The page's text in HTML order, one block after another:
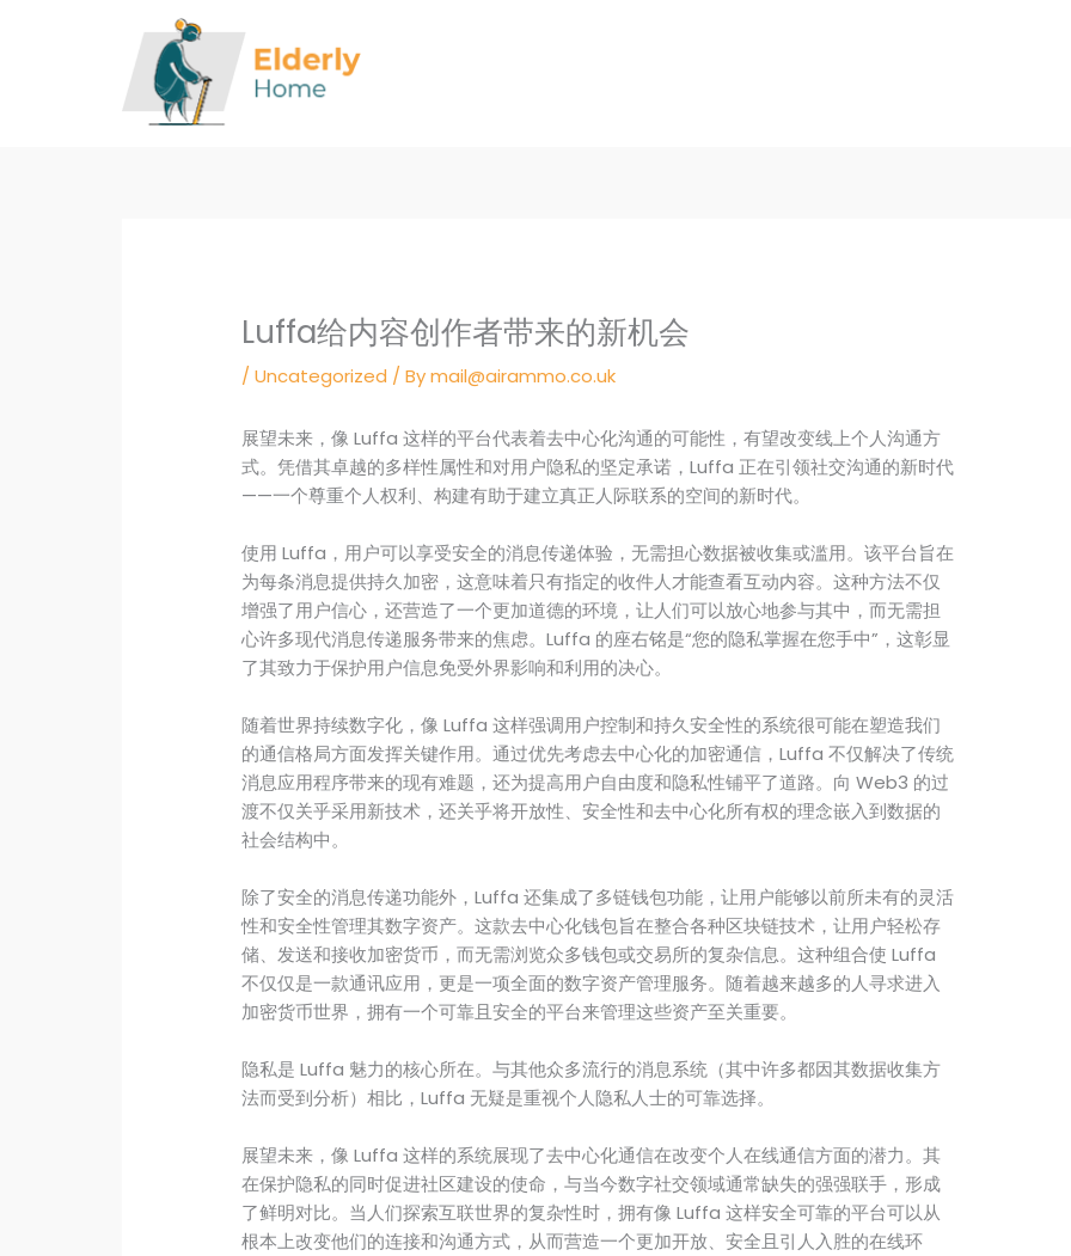
Luffa给内容创作者带来的新机会
/Uncategorized / Bymail@airammo.co.uk
展望未来，像 Luffa 这样的平台代表着去中心化沟通的可能性，有望改变线上个人沟通方
式。凭借其卓越的多样性属性和对用户隐私的坚定承诺，Luffa 正在引领社交沟通的新时代
——一个尊重个人权利、构建有助于建立真正人际联系的空间的新时代。
使用 Luffa，用户可以享受安全的消息传递体验，无需担心数据被收集或滥用。该平台旨在
为每条消息提供持久加密，这意味着只有指定的收件人才能查看互动内容。这种方法不仅
增强了用户信心，还营造了一个更加道德的环境，让人们可以放心地参与其中，而无需担
心许多现代消息传递服务带来的焦虑。Luffa 的座右铭是“您的隐私掌握在您手中”，这彰显
了其致力于保护用户信息免受外界影响和利用的决心。
随着世界持续数字化，像 Luffa 这样强调用户控制和持久安全性的系统很可能在塑造我们
的通信格局方面发挥关键作用。通过优先考虑去中心化的加密通信，Luffa 不仅解决了传统
消息应用程序带来的现有难题，还为提高用户自由度和隐私性铺平了道路。向 Web3 的过
渡不仅关乎采用新技术，还关乎将开放性、安全性和去中心化所有权的理念嵌入到数据的
社会结构中。
除了安全的消息传递功能外，Luffa 还集成了多链钱包功能，让用户能够以前所未有的灵活
性和安全性管理其数字资产。这款去中心化钱包旨在整合各种区块链技术，让用户轻松存
储、发送和接收加密货币，而无需浏览众多钱包或交易所的复杂信息。这种组合使 Luffa
不仅仅是一款通讯应用，更是一项全面的数字资产管理服务。随着越来越多的人寻求进入
加密货币世界，拥有一个可靠且安全的平台来管理这些资产至关重要。
隐私是 Luffa 魅力的核心所在。与其他众多流行的消息系统（其中许多都因其数据收集方
法而受到分析）相比，Luffa 无疑是重视个人隐私人士的可靠选择。
展望未来，像 Luffa 这样的系统展现了去中心化通信在改变个人在线通信方面的潜力。其
在保护隐私的同时促进社区建设的使命，与当今数字社交领域通常缺失的强强联手，形成
了鲜明对比。当人们探索互联世界的复杂性时，拥有像 Luffa 这样安全可靠的平台可以从
根本上改变他们的连接和沟通方式，从而营造一个更加开放、安全且引人入胜的在线环